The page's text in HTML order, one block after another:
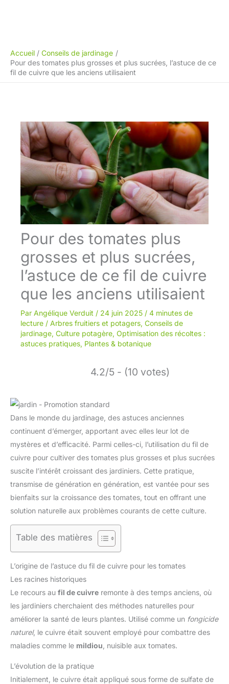
Accueil
Conseils de jardinage
Pour des tomates plus grosses et plus sucrées, l’astuce de ce
fil de cuivre que les anciens utilisaient
Pour des tomates plus
grosses et plus sucrées,
l’astuce de ce fil de cuivre
que les anciens utilisaient
Par Angélique Verduit / 24 juin 2025 / 4 minutes de
lecture / Arbres fruitiers et potagers, Conseils de
jardinage, Culture potagère, Optimisation des récoltes :
astuces pratiques, Plantes & botanique
4.2/5 - (10 votes)
Dans le monde du jardinage, des astuces anciennes
continuent d’émerger, apportant avec elles leur lot de
mystères et d’efficacité. Parmi celles-ci, l’utilisation du fil de
cuivre pour cultiver des tomates plus grosses et plus sucrées
suscite l’intérêt croissant des jardiniers. Cette pratique,
transmise de génération en génération, est vantée pour ses
bienfaits sur la croissance des tomates, tout en offrant une
solution naturelle aux problèmes courants de cette culture.
Table des matières
L’origine de l’astuce du fil de cuivre pour les tomates
Les racines historiques
Le recours au fil de cuivre remonte à des temps anciens, où
les jardiniers cherchaient des méthodes naturelles pour
améliorer la santé de leurs plantes. Utilisé comme un fongicide
naturel, le cuivre était souvent employé pour combattre des
maladies comme le mildiou , nuisible aux tomates.
L’évolution de la pratique
Initialement, le cuivre était appliqué sous forme de sulfate de